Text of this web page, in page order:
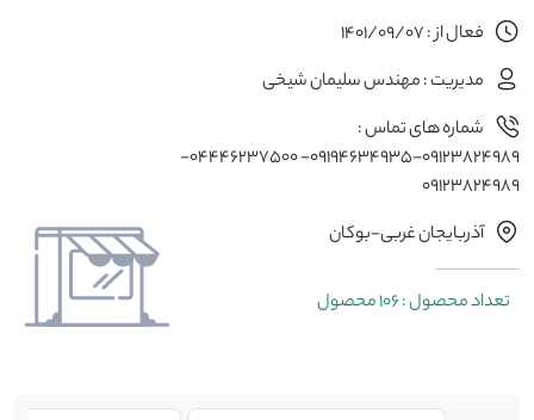
فعال از : 1401/09/07
مدیریت : مهندس سلیمان شیخی
شماره های تماس :
۰۹۱۲۳۸۲۴۹۸۹-۰۹۱۹۴۶۳۴۹۳۵- ۰۴۴۴۶۲۳۷۵۰۰-
09123824989
آذربایجان غربی-بوکان
تعداد محصول : 106 محصول